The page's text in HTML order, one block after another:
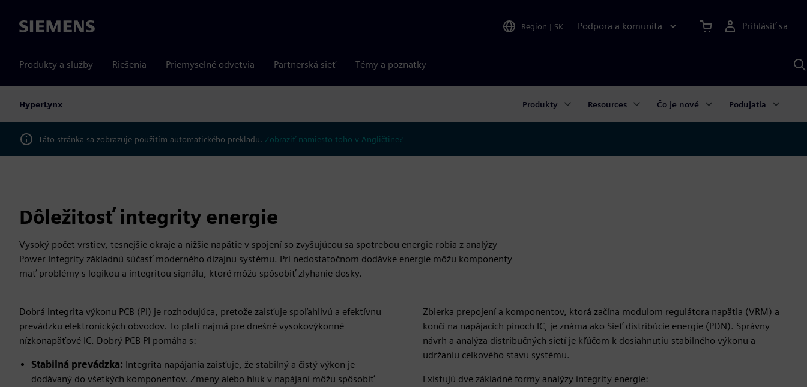
Siemens Region | SK Podpora a komunita Prihlásiť sa
Produkty a služby Riešenia Priemyselné odvetvia Partnerská sieť Témy a poznatky
HyperLynx Produkty Resources Čo je nové Podujatia
Táto stránka sa zobrazuje použitím automatického prekladu. Zobraziť namiesto toho v Angličtine?
Dôležitosť integrity energie
Vysoký počet vrstiev, tesnejšie okraje a nižšie napätie v spojení so zvyšujúcou sa spotrebou energie robia z analýzy
Power Integrity základnú súčasť moderného dizajnu systému. Pri nedostatočnom dodávke energie môžu komponenty
mať problémy s logikou a integritou signálu, ktoré môžu spôsobiť zlyhanie dosky.
Dobrá integrita výkonu PCB (PI) je rozhodujúca, pretože zaisťuje spoľahlivú a efektívnu
prevádzku elektronických obvodov. To platí najmä pre dnešné vysokovýkonné
nízkonapäťové IC. Dobrý PCB PI pomáha s:
Stabilná prevádzka: Integrita napájania zaisťuje, že stabilný a čistý výkon je
dodávaný do všetkých komponentov. Zmeny alebo hluk v napájaní môžu spôsobiť
Zbierka prepojení a komponentov, ktorá začína modulom regulátora napätia (VRM) a
končí na napájacích pinoch IC, je známa ako Sieť distribúcie energie (PDN). Správny
návrh a analýza distribučných sietí je kľúčom k dosiahnutiu stabilného výkonu a
udržaniu celkového stavu systému.
Existujú dve základné formy analýzy integrity energie: